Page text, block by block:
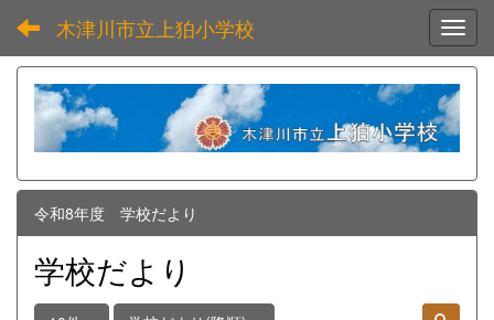
木津川市立上狛小学校
令和8年度 学校だより
学校だより